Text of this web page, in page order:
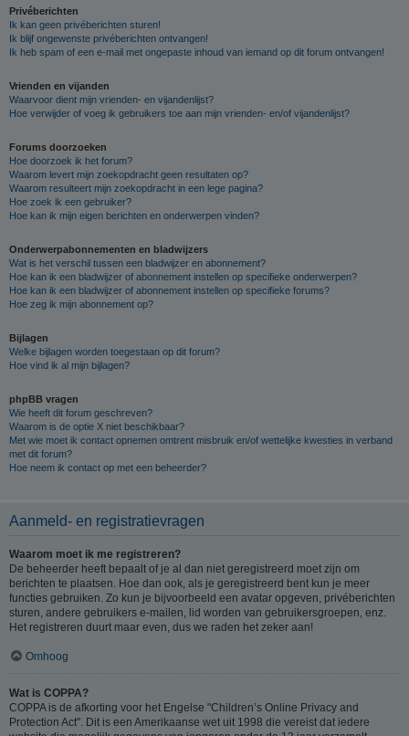
Privéberichten
Ik kan geen privéberichten sturen!
Ik blijf ongewenste privéberichten ontvangen!
Ik heb spam of een e-mail met ongepaste inhoud van iemand op dit forum ontvangen!
Vrienden en vijanden
Waarvoor dient mijn vrienden- en vijandenlijst?
Hoe verwijder of voeg ik gebruikers toe aan mijn vrienden- en/of vijandenlijst?
Forums doorzoeken
Hoe doorzoek ik het forum?
Waarom levert mijn zoekopdracht geen resultaten op?
Waarom resulteert mijn zoekopdracht in een lege pagina?
Hoe zoek ik een gebruiker?
Hoe kan ik mijn eigen berichten en onderwerpen vinden?
Onderwerpabonnementen en bladwijzers
Wat is het verschil tussen een bladwijzer en abonnement?
Hoe kan ik een bladwijzer of abonnement instellen op specifieke onderwerpen?
Hoe kan ik een bladwijzer of abonnement instellen op specifieke forums?
Hoe zeg ik mijn abonnement op?
Bijlagen
Welke bijlagen worden toegestaan op dit forum?
Hoe vind ik al mijn bijlagen?
phpBB vragen
Wie heeft dit forum geschreven?
Waarom is de optie X niet beschikbaar?
Met wie moet ik contact opnemen omtrent misbruik en/of wettelijke kwesties in verband
met dit forum?
Hoe neem ik contact op met een beheerder?
Aanmeld- en registratievragen
Waarom moet ik me registreren?
De beheerder heeft bepaalt of je al dan niet geregistreerd moet zijn om
berichten te plaatsen. Hoe dan ook, als je geregistreerd bent kun je meer
functies gebruiken. Zo kun je bijvoorbeeld een avatar opgeven, privéberichten
sturen, andere gebruikers e-mailen, lid worden van gebruikersgroepen, enz.
Het registreren duurt maar even, dus we raden het zeker aan!
Omhoog
Wat is COPPA?
COPPA is de afkorting voor het Engelse "Children’s Online Privacy and
Protection Act". Dit is een Amerikaanse wet uit 1998 die vereist dat iedere